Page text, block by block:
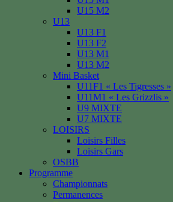
U15 M2
U13
U13 F1
U13 F2
U13 M1
U13 M2
Mini Basket
U11F1 « Les Tigresses »
U11M1 « Les Grizzlis »
U9 MIXTE
U7 MIXTE
LOISIRS
Loisirs Filles
Loisirs Gars
OSBB
Programme
Championnats
Permanences